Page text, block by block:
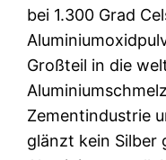
bei 1.300 Grad
Großteil in die
Zementindustrie
glänzt kein Silber